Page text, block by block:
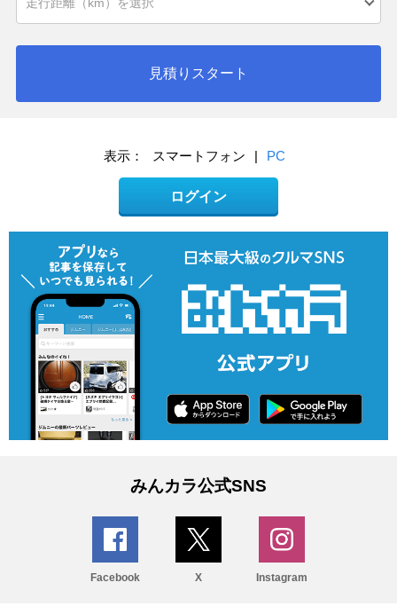
見積りスタート
表示： スマートフォン | PC
ログイン
みんカラ公式SNS
Facebook X Instagram